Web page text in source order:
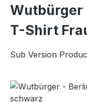
Wutbürger
T-Shirt
Sub Version